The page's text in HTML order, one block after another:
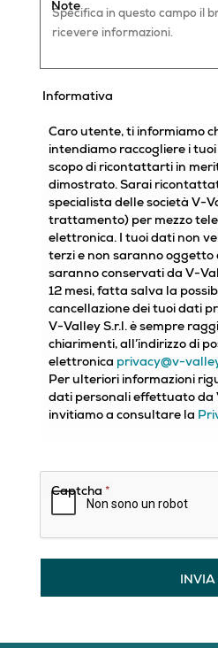
Note
Informativa
Caro utente, ti informiamo
intendiamo raccogliere i
scopo di ricontattarti in
dimostrato. Sarai
specialista delle società V-
trattamento) per mezzo
elettronica. I tuoi dati non
terzi e non saranno oggetto
saranno conservati da V-
12 mesi, fatta salva la
cancellazione dei tuoi dati
V-Valley S.r.l. è sempre
chiarimenti, all’indirizzo di
elettronica privacy@v-
Per ulteriori informazioni
dati personali effettuato da
invitiamo a consultare la
Captcha *
INVIA